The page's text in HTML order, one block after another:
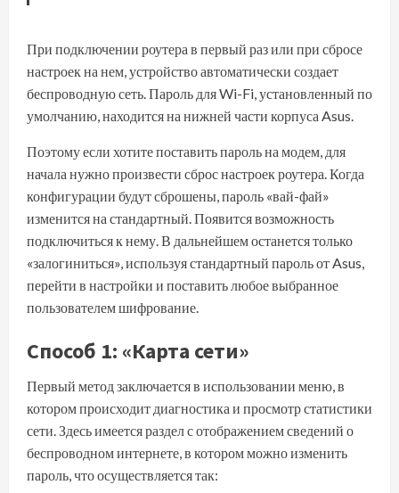
При подключении роутера в первый раз или при сбросе
настроек на нем, устройство автоматически создает
беспроводную сеть. Пароль для Wi-Fi, установленный по
умолчанию, находится на нижней части корпуса Asus.
Поэтому если хотите поставить пароль на модем, для
начала нужно произвести сброс настроек роутера. Когда
конфигурации будут сброшены, пароль «вай-фай»
изменится на стандартный. Появится возможность
подключиться к нему. В дальнейшем останется только
«залогиниться», используя стандартный пароль от Asus,
перейти в настройки и поставить любое выбранное
пользователем шифрование.
Способ 1: «Карта сети»
Первый метод заключается в использовании меню, в
котором происходит диагностика и просмотр статистики
сети. Здесь имеется раздел с отображением сведений о
беспроводном интернете, в котором можно изменить
пароль, что осуществляется так: